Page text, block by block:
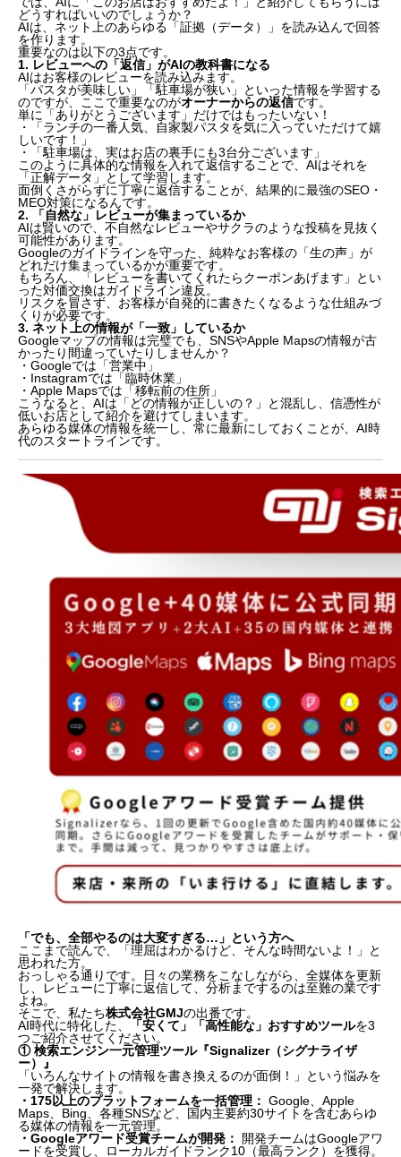
どうすればいいのでしょうか？
AIは、ネット上のあらゆる「証拠（データ）」を読み込んで回答
を作ります。
重要なのは以下の3点です。
1. レビューへの「返信」がAIの教科書になる
AIはお客様のレビューを読み込みます。
「パスタが美味しい」「駐車場が狭い」といった情報を学習する
のですが、ここで重要なのがオーナーからの返信です。
単に「ありがとうございます」だけではもったいない！
・「ランチの一番人気、自家製パスタを気に入っていただけて嬉
しいです！」
・「駐車場は、実はお店の裏手にも3台分ございます」
このように具体的な情報を入れて返信することで、AIはそれを
「正解データ」として学習します。
面倒くさがらずに丁寧に返信することが、結果的に最強のSEO・
MEO対策になるんです。
2. 「自然な」レビューが集まっているか
AIは賢いので、不自然なレビューやサクラのような投稿を見抜く
可能性があります。
Googleのガイドラインを守った、純粋なお客様の「生の声」が
どれだけ集まっているかが重要です。
もちろん、「レビューを書いてくれたらクーポンあげます」とい
った対価交換はガイドライン違反。
リスクを冒さず、お客様が自発的に書きたくなるような仕組みづ
くりが必要です。
3. ネット上の情報が「一致」しているか
Googleマップの情報は完璧でも、SNSやApple Mapsの情報が古
かったり間違っていたりしませんか？
・Googleでは「営業中」
・Instagramでは「臨時休業」
・Apple Mapsでは「移転前の住所」
こうなると、AIは「どの情報が正しいの？」と混乱し、信憑性が
低いお店として紹介を避けてしまいます。
あらゆる媒体の情報を統一し、常に最新にしておくことが、AI時
代のスタートラインです。
「でも、全部やるのは大変すぎる…」という方へ
ここまで読んで、「理屈はわかるけど、そんな時間ないよ！」と
思われた方。
おっしゃる通りです。日々の業務をこなしながら、全媒体を更新
し、レビューに丁寧に返信して、分析までするのは至難の業です
よね。
そこで、私たち株式会社GMJの出番です。
AI時代に特化した、
「安くて」「高性能な」おすすめツールを3
つご紹介させてください。
① 検索エンジン一元管理ツール『Signalizer（シグナライザ
ー）』
「いろんなサイトの情報を書き換えるのが面倒！」という悩みを
一発で解決します。
・175以上のプラットフォームを一括管理： Google、Apple
Maps、Bing、各種SNSなど、国内主要約30サイトを含むあらゆ
る媒体の情報を一元管理。
・Googleアワード受賞チームが開発：
開発チームはGoogleアワ
ードを受賞し、ローカルガイドランク10（最高ランク）を獲得。